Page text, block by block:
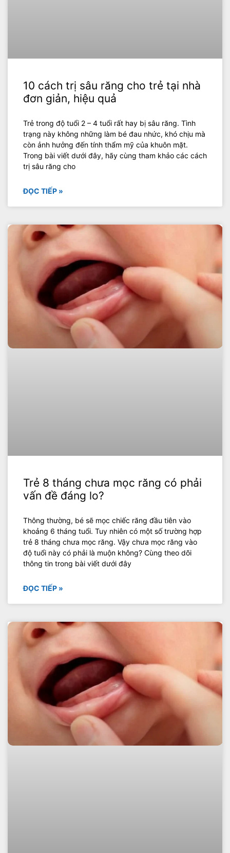
10 cách trị sâu răng cho trẻ tại nhà
đơn giản, hiệu quả
Trẻ trong độ tuổi 2 – 4 tuổi rất hay bị sâu răng. Tình
trạng này không những làm bé đau nhức, khó chịu mà
còn ảnh hưởng đến tính thẩm mỹ của khuôn mặt.
Trong bài viết dưới đây, hãy cùng tham khảo các cách
trị sâu răng cho
ĐỌC TIẾP »
Trẻ 8 tháng chưa mọc răng có phải
vấn đề đáng lo?
Thông thường, bé sẽ mọc chiếc răng đầu tiên vào
khoảng 6 tháng tuổi. Tuy nhiên có một số trường hợp
trẻ 8 tháng chưa mọc răng. Vậy chưa mọc răng vào
độ tuổi này có phải là muộn không? Cùng theo dõi
thông tin trong bài viết dưới đây
ĐỌC TIẾP »